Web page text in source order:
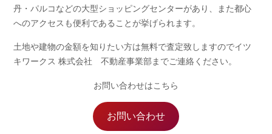
丹・パルコなどの大型ショッピングセンターがあり、また都心
へのアクセスも便利であることが挙げられます。
土地や建物の金額を知りたい方は無料で査定致しますのでイツ
キワークス 株式会社 不動産事業部までご連絡ください。
お問い合わせはこちら
お問い合わせ